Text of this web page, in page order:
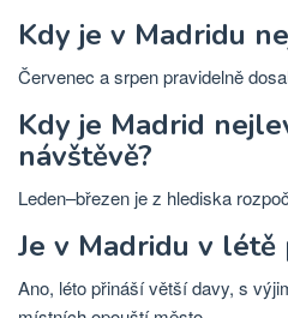
Kdy je v Madridu
Červenec a srpen pravidelně
Kdy je Madrid
návštěvě?
Leden–březen je z hlediska
Je v Madridu v létě
Ano, léto přináší větší davy, s